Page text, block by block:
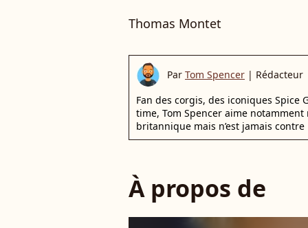
Thomas Montet
Par Tom Spencer | Rédacteur
Fan des corgis, des iconiques Spice
time, Tom Spencer aime
britannique mais n’est jamais
À propos de